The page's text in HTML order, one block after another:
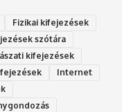
Fizikai kifejezések
szótára
kifejezések
Internet